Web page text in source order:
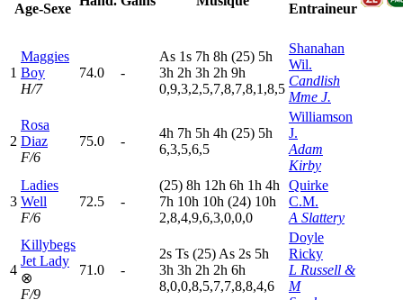
Age-Sexe Entraineur
1
Maggies
Boy
H/7
74.0 -
As 1s 7h 8h (25) 5h
3h 2h 3h 2h 9h
0,9,3,2,5,7,8,7,8,1,8,5
Shanahan
Wil.
Candlish
Mme J.
2
Rosa
Diaz
F/6
75.0 -
4h 7h 5h 4h (25) 5h
6,3,5,6,5
Williamson
J.
Adam
Kirby
3
Ladies
Well
F/6
72.5 -
(25) 8h 12h 6h 1h 4h
7h 10h 10h (24) 10h
2,8,4,9,6,3,0,0,0
Quirke
C.M.
A Slattery
4
Killybegs
Jet Lady
⊗
F/9
71.0 -
2s Ts (25) As 2s 5h
3h 3h 2h 2h 6h
8,0,0,8,5,7,7,8,8,4,6
Doyle
Ricky
L Russell &
M